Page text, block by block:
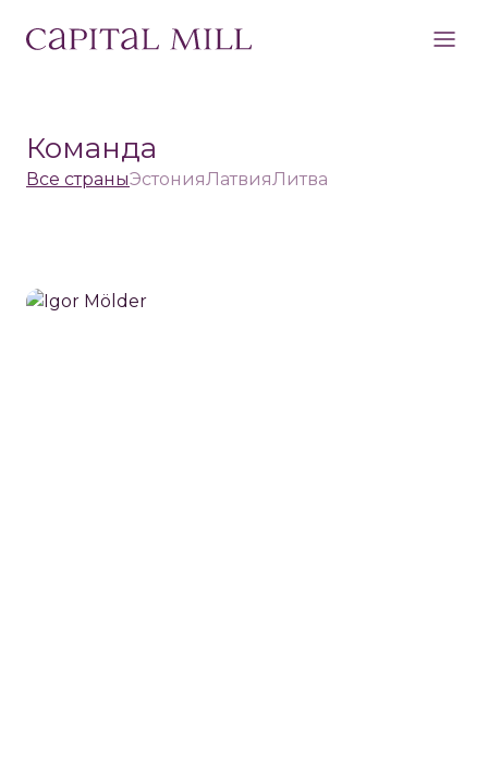
Команда
Все страныЭстонияЛатвияЛитва